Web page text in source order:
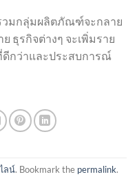
วมกลุ่มผลิตภัณฑ์จะกลาย
ธุรกิจต่างๆ จะเพิ่มราย
กว่าและประสบการณ์
ลน์. Bookmark the permalink.